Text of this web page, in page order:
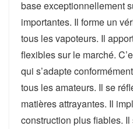
base exceptionnellement
importantes. Il forme un
tous les vapoteurs. Il
flexibles sur le marché.
qui s’adapte
tous les amateurs. Il se
matières attrayantes. Il
construction plus fiables.